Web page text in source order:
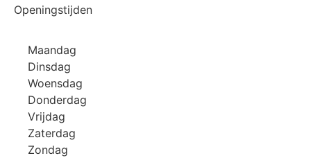
Openingstijden
Maandag
Dinsdag
Woensdag
Donderdag
Vrijdag
Zaterdag
Zondag